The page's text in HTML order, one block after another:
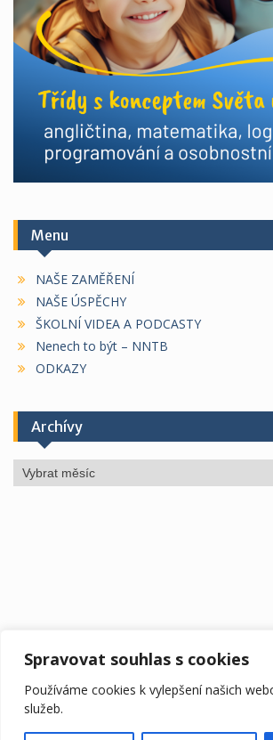
Spravovat souhlas s cookies
Používáme cookies k vylepšení našich
služeb.
Menu
NAŠE ZAMĚŘENÍ
NAŠE ÚSPĚCHY
ŠKOLNÍ VIDEA A PODCASTY
Nenech to být – NNTB
ODKAZY
Archívy
Archívy
ÚŘEDNÍ DESKA ŠKOLA ŠKOLNÍ
KONTAKTY